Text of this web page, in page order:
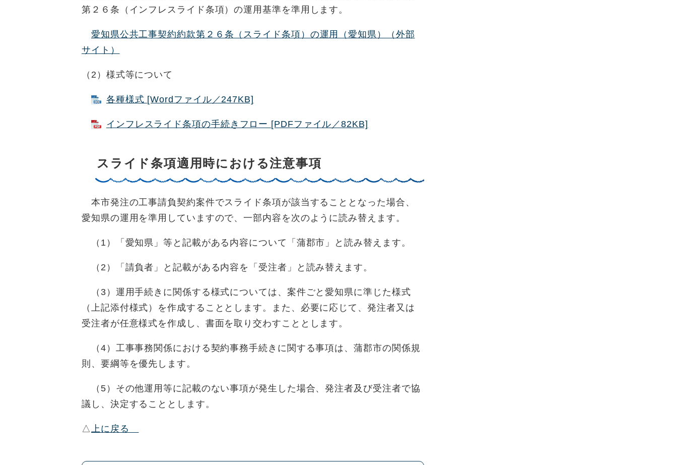
第２６条（インフレスライド条項）の運用基準を準用します。
愛知県公共工事契約約款第２６条（スライド条項）の運用（愛知県）（外部
サイト）
（2）様式等について
各種様式 [Wordファイル／247KB]
インフレスライド条項の手続きフロー [PDFファイル／82KB]
スライド条項適用時における注意事項
本市発注の工事請負契約案件でスライド条項が該当することとなった場合、
愛知県の運用を準用していますので、一部内容を次のように読み替えます。
（1）「愛知県」等と記載がある内容について「蒲郡市」と読み替えます。
（2）「請負者」と記載がある内容を「受注者」と読み替えます。
（3）運用手続きに関係する様式については、案件ごと愛知県に準じた様式
（上記添付様式）を作成することとします。また、必要に応じて、発注者又は
受注者が任意様式を作成し、書面を取り交わすこととします。
（4）工事事務関係における契約事務手続きに関する事項は、蒲郡市の関係規
則、要綱等を優先します。
（5）その他運用等に記載のない事項が発生した場合、発注者及び受注者で協
議し、決定することとします。
△上に戻る